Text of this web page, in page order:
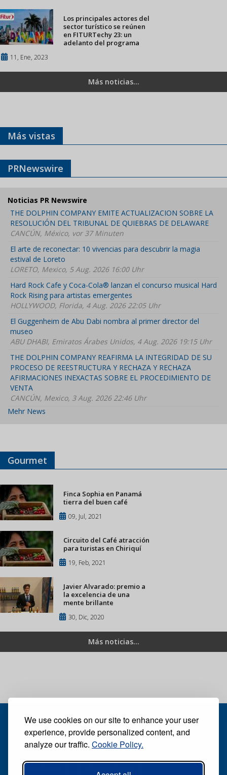
We use cookies on our site to enhance your user
experience, provide personalized content, and
analyze our traffic. Cookie Policy.
Los principales actores del
sector turístico se reúnen
en FITURTechy 23: un
adelanto del programa
11, Ene, 2023
Más noticias...
Más vistas
PRNewswire
Noticias PR Newswire
THE DOLPHIN COMPANY EMITE ACTUALIZACION SOBRE LA
RESOLUCIÓN DEL TRIBUNAL DE QUIEBRAS DE DELAWARE
CANCÚN, México, vor 37 Minuten
El arte de reconectar: 10 vivencias para descubrir la magia
estival de Loreto
LORETO, Mexico, 5 Aug. 2026 16:00 Uhr
Hard Rock Cafe y Coca-Cola® lanzan el concurso musical Hard
Rock Rising para artistas emergentes
HOLLYWOOD, Florida, 4 Aug. 2026 22:05 Uhr
El Guggenheim de Abu Dabi nombra al primer director del
museo
ABU DHABI, Emiratos Árabes Unidos, 4 Aug. 2026 19:15 Uhr
THE DOLPHIN COMPANY REAFIRMA LA INTEGRIDAD DE SU
PROCESO DE REESTRUCTURA Y RECHAZA Y RECHAZA
AFIRMACIONES INEXACTAS SOBRE EL PROCEDIMIENTO DE
VENTA
CANCÚN, Mexico, 3 Aug. 2026 22:46 Uhr
Mehr News
Gourmet
Finca Sophia en Panamá
tierra del buen café
09, Jul, 2021
Circuito del Café atracción
para turistas en Chiriquí
19, Feb, 2021
Javier Alvarado: premio a
la excelencia de una
mente brillante
30, Dic, 2020
Más noticias...
Recibe nuestro periódico digital semanal gratuito
Suscribirse